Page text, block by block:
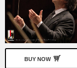
BUY NOW